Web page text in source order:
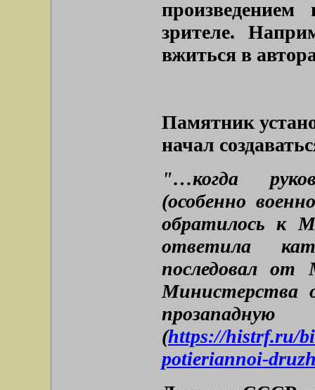
зрителе.
вжиться в
Памятник
начал
"…когда
(особенно
обратилось к
ответила
последовал от
Министерства
(https://histrf.ru/
potieriannoi-